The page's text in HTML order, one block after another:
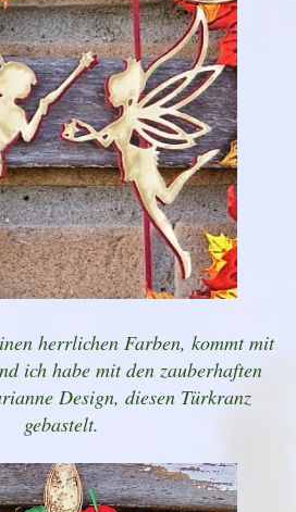
herrlichen Farben, kommt mit
ich habe mit den zauberhaften
Design, diesen Türkranz
gebastelt.